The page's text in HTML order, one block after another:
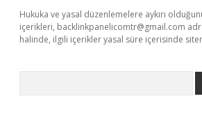
Hukuka ve yasal düzenlemelere aykırı
içerikleri, backlinkpanelicomtr@gmail.com
halinde, ilgili içerikler yasal süre içerisinde